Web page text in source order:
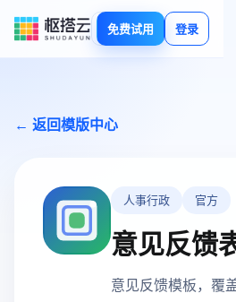
免费试用 登录
← 返回模版中心
人事行政 官方
意见反馈
意见反馈模板，覆